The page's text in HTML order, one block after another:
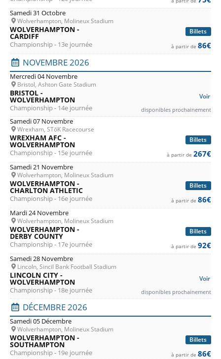
Samedi 31 Octobre
Wolverhampton, Molineux Stadium
Billets
WOLVERHAMPTON -
CARDIFF
Championship - 13e journée à partir de 86€
NOVEMBRE 2026
Mercredi 04 Novembre
Bristol, Ashton Gate Stadium
Voir
BRISTOL -
WOLVERHAMPTON
Championship - 14e journée disponibles prochainement
Samedi 07 Novembre
Wrexham, STōK Racecourse
Billets
WREXHAM AFC -
WOLVERHAMPTON
Championship - 15e journée à partir de 267€
Samedi 21 Novembre
Wolverhampton, Molineux Stadium
Billets
WOLVERHAMPTON -
CHARLTON ATHLETIC
Championship - 16e journée à partir de 86€
Mardi 24 Novembre
Wolverhampton, Molineux Stadium
Billets
WOLVERHAMPTON -
DERBY COUNTY
Championship - 17e journée à partir de 92€
Samedi 28 Novembre
Lincoln, Sincil Bank Football Stadium
Voir
LINCOLN CITY -
WOLVERHAMPTON
Championship - 18e journée disponibles prochainement
DÉCEMBRE 2026
Samedi 05 Décembre
Wolverhampton, Molineux Stadium
Billets
WOLVERHAMPTON -
SOUTHAMPTON
Championship - 19e journée à partir de 86€